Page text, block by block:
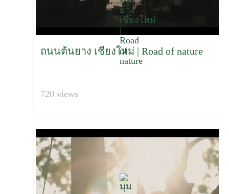
ถนนต้นยาง เชียงใหม่ | Road of nature
720 views